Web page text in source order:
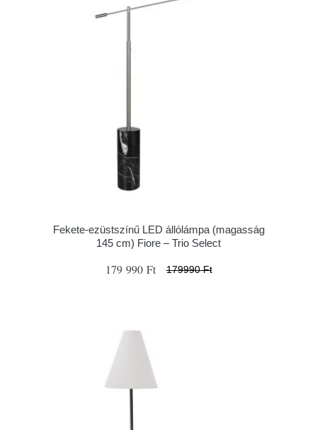
Fekete-ezüstszínű LED állólámpa (magasság
145 cm) Fiore – Trio Select
179 990 Ft 179990 Ft